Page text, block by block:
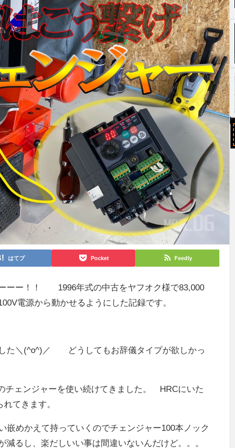
はてブ Pocket Feedly
ーー！！ 1996年式の中古をヤフオク様で83,000
電源から動かせるようにした記録です。
た＼(^o^)／ どうしてもお辞儀タイプが欲しかっ
チェンジャーを使い続けてきました。 HRCにいた
てきます。
嵌めかえて持っていくのでチェンジャー100本ノック
るし、楽だしいい事は間違いないんだけど。。。